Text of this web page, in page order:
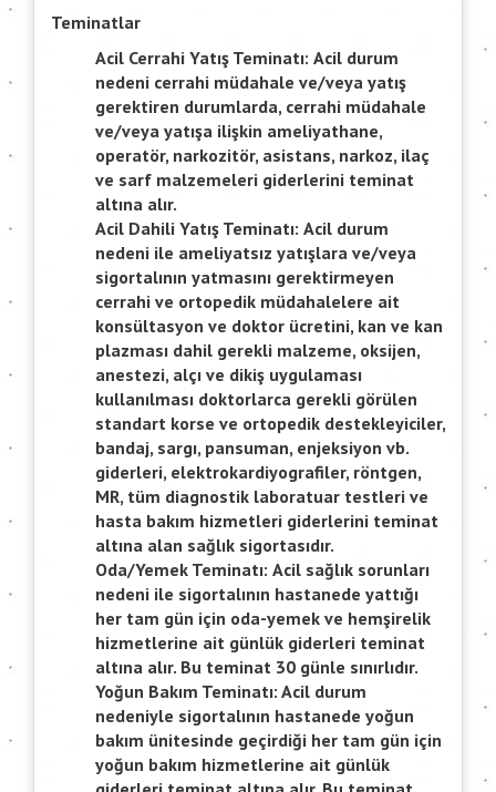
Teminatlar
Acil Cerrahi Yatış Teminatı: Acil durum
nedeni cerrahi müdahale ve/veya yatış
gerektiren durumlarda, cerrahi müdahale
ve/veya yatışa ilişkin ameliyathane,
operatör, narkozitör, asistans, narkoz, ilaç
ve sarf malzemeleri giderlerini teminat
altına alır.
Acil Dahili Yatış Teminatı: Acil durum
nedeni ile ameliyatsız yatışlara ve/veya
sigortalının yatmasını gerektirmeyen
cerrahi ve ortopedik müdahalelere ait
konsültasyon ve doktor ücretini, kan ve kan
plazması dahil gerekli malzeme, oksijen,
anestezi, alçı ve dikiş uygulaması
kullanılması doktorlarca gerekli görülen
standart korse ve ortopedik destekleyiciler,
bandaj, sargı, pansuman, enjeksiyon vb.
giderleri, elektrokardiyografiler, röntgen,
MR, tüm diagnostik laboratuar testleri ve
hasta bakım hizmetleri giderlerini teminat
altına alan sağlık sigortasıdır.
Oda/Yemek Teminatı: Acil sağlık sorunları
nedeni ile sigortalının hastanede yattığı
her tam gün için oda-yemek ve hemşirelik
hizmetlerine ait günlük giderleri teminat
altına alır. Bu teminat 30 günle sınırlıdır.
Yoğun Bakım Teminatı: Acil durum
nedeniyle sigortalının hastanede yoğun
bakım ünitesinde geçirdiği her tam gün için
yoğun bakım hizmetlerine ait günlük